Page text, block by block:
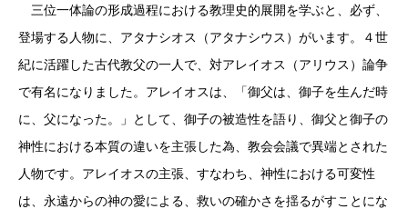
三位一体論の形成過程における教理史的展開を学ぶと、必ず、
登場する人物に、アタナシオス（アタナシウス）がいます。４世
紀に活躍した古代教父の一人で、対アレイオス（アリウス）論争
で有名になりました。アレイオスは、「御父は、御子を生んだ時
に、父になった。」として、御子の被造性を語り、御父と御子の
神性における本質の違いを主張した為、教会会議で異端とされた
人物です。アレイオスの主張、すなわち、神性における可変性
は、永遠からの神の愛による、救いの確かさを揺るがすことにな